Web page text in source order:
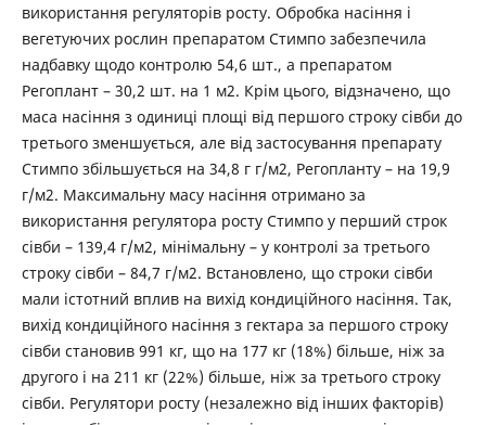
використання регуляторів росту. Обробка насіння і
вегетуючих рослин препаратом Стимпо забезпечила
надбавку щодо контролю 54,6 шт., а препаратом
Регоплант – 30,2 шт. на 1 м2. Крім цього, відзначено, що
маса насіння з одиниці площі від першого строку сівби до
третього зменшується, але від застосування препарату
Стимпо збільшується на 34,8 г г/м2, Регопланту – на 19,9
г/м2. Максимальну масу насіння отримано за
використання регулятора росту Стимпо у перший строк
сівби – 139,4 г/м2, мінімальну – у контролі за третього
строку сівби – 84,7 г/м2. Встановлено, що строки сівби
мали істотний вплив на вихід кондиційного насіння. Так,
вихід кондиційного насіння з гектара за першого строку
сівби становив 991 кг, що на 177 кг (18%) більше, ніж за
другого і на 211 кг (22%) більше, ніж за третього строку
сівби. Регулятори росту (незалежно від інших факторів)